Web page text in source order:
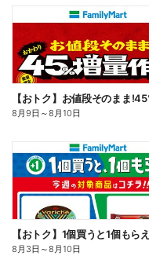
8月9日 ～8月10日
8月3日 ～8月10日